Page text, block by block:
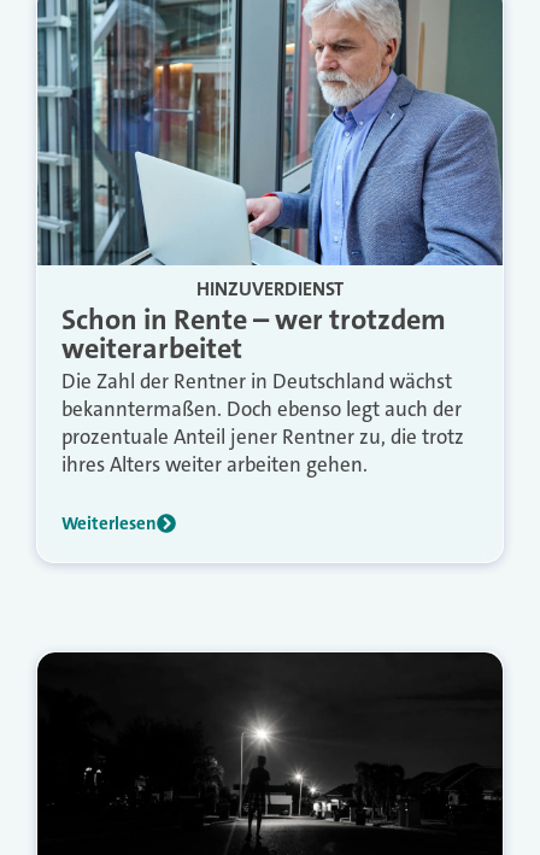
HINZUVERDIENST
Schon in Rente – wer trotzdem
weiterarbeitet
Die Zahl der Rentner in Deutschland wächst
bekanntermaßen. Doch ebenso legt auch der
prozentuale Anteil jener Rentner zu, die trotz
ihres Alters weiter arbeiten gehen.
Weiterlesen